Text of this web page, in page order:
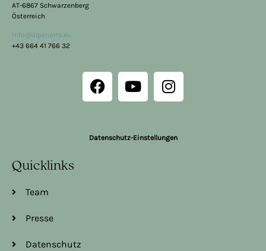
AT-6867 Schwarzenberg
Österreich
info@alpenarte.eu
+43 664 41 766 32
Datenschutz-Einstellungen
Quicklinks
Team
Presse
Datenschutz